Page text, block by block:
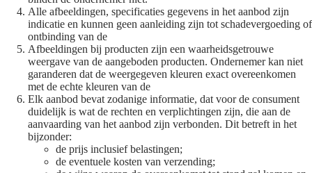
Alle afbeeldingen, specificaties gegevens in het aanbod zijn
indicatie en kunnen geen aanleiding zijn tot schadevergoeding of
ontbinding van de
Afbeeldingen bij producten zijn een waarheidsgetrouwe
weergave van de aangeboden producten. Ondernemer kan niet
garanderen dat de weergegeven kleuren exact overeenkomen
met de echte kleuren van de
Elk aanbod bevat zodanige informatie, dat voor de consument
duidelijk is wat de rechten en verplichtingen zijn, die aan de
aanvaarding van het aanbod zijn verbonden. Dit betreft in het
bijzonder:
de prijs inclusief belastingen;
de eventuele kosten van verzending;